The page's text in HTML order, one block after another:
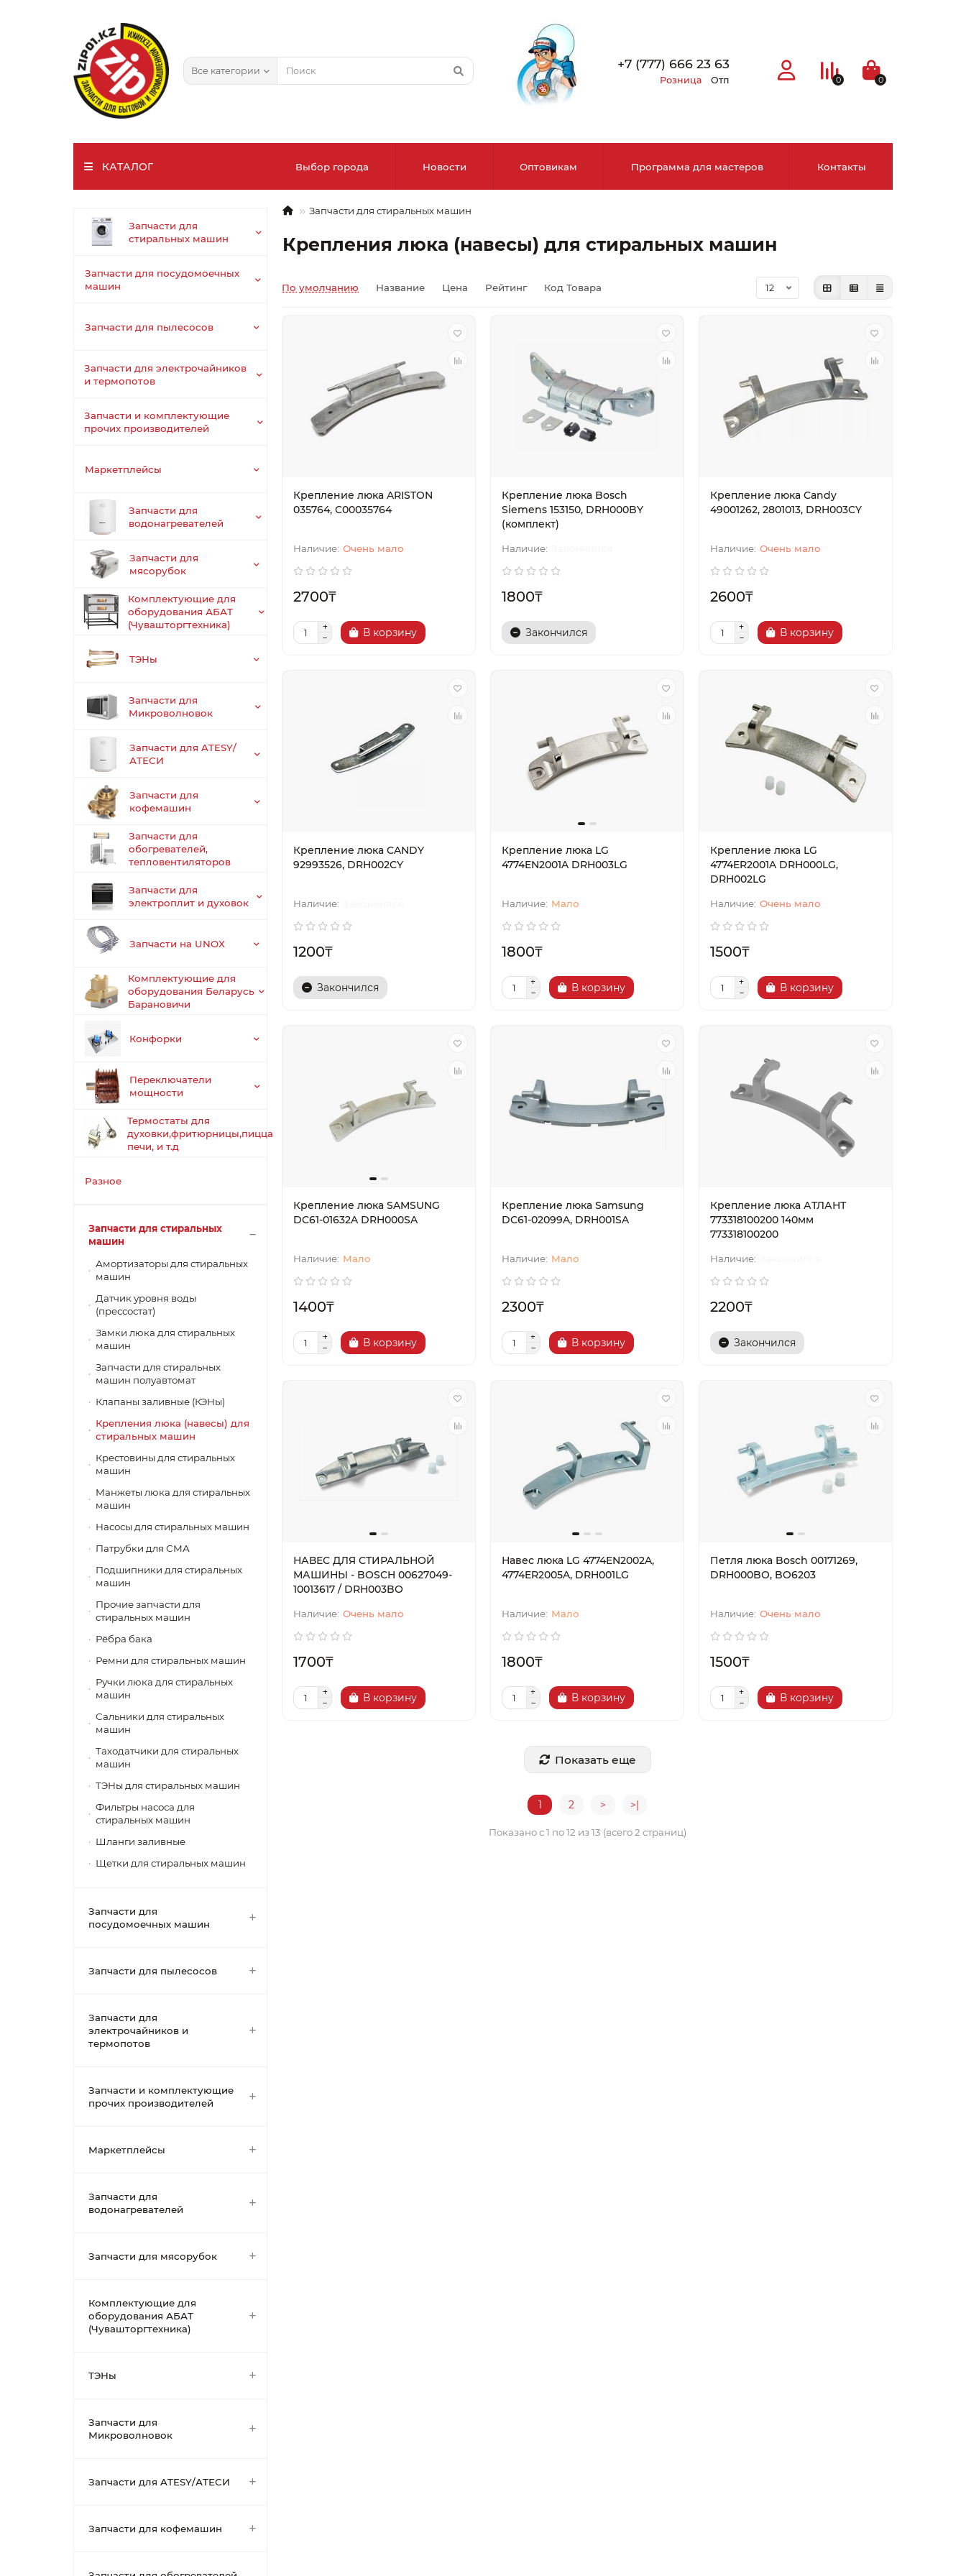
Все категории +7 (777) 666 23 63
Розница Отп 0 0
КАТАЛОГ
Запчасти для
стиральных машин
Запчасти для посудомоечных
машин
Запчасти для пылесосов
Запчасти для электрочайников
и термопотов
Запчасти и комплектующие
прочих производителей
Маркетплейсы
Запчасти для
водонагревателей
Запчасти для
мясорубок
Комплектующие для
оборудования АБАТ
(Чувашторгтехника)
ТЭНы
Запчасти для
Микроволновок
Запчасти для ATESY/
АТЕСИ
Запчасти для
кофемашин
Запчасти для
обогревателей,
тепловентиляторов
Запчасти для
электроплит и духовок
Запчасти на UNOX
Комплектующие для
оборудования Беларусь
Барановичи
Конфорки
Переключатели
мощности
Термостаты для
духовки,фритюрницы,пицца
печи, и т.д
Разное
Выбор города Новости Оптовикам Программа для мастеров Контакты
Запчасти для стиральных машин
Крепления люка (навесы) для стиральных машин
Запчасти для стиральных
машин
Амортизаторы для стиральных
машин
Датчик уровня воды
(прессостат)
Замки люка для стиральных
машин
Запчасти для стиральных
машин полуавтомат
Клапаны заливные (КЭНы)
Крепления люка (навесы) для
стиральных машин
Крестовины для стиральных
машин
Манжеты люка для стиральных
машин
Насосы для стиральных машин
Патрубки для СМА
Подшипники для стиральных
машин
Прочие запчасти для
стиральных машин
Рёбра бака
Ремни для стиральных машин
Ручки люка для стиральных
машин
Сальники для стиральных
машин
Таходатчики для стиральных
машин
ТЭНы для стиральных машин
Фильтры насоса для
стиральных машин
Шланги заливные
Щетки для стиральных машин
Запчасти для
посудомоечных машин
Запчасти для пылесосов
Запчасти для
электрочайников и
термопотов
Запчасти и комплектующие
прочих производителей
Маркетплейсы
Запчасти для
водонагревателей
Запчасти для мясорубок
Комплектующие для
оборудования АБАТ
(Чувашторгтехника)
ТЭНы
Запчасти для
Микроволновок
Запчасти для ATESY/АТЕСИ
Запчасти для кофемашин
По умолчанию Название Цена Рейтинг Код Товара
Крепление люка ARISTON
035764, C00035764
Очень мало
2700₸
В корзину
Крепление люка Bosch
Siemens 153150, DRH000BY
(комплект)
1800₸
Закончился
Крепление люка Candy
49001262, 2801013, DRH003CY
Очень мало
2600₸
В корзину
Крепление люка CANDY
92993526, DRH002CY
1200₸
Закончился
Крепление люка LG
4774EN2001A DRH003LG
Мало
1800₸
В корзину
Крепление люка LG
4774ER2001A DRH000LG,
DRH002LG
Очень мало
1500₸
В корзину
Крепление люка SAMSUNG
DC61-01632A DRH000SA
Мало
1400₸
В корзину
Крепление люка Samsung
DC61-02099A, DRH001SA
Мало
2300₸
В корзину
Крепление люка АТЛАНТ
773318100200 140мм
773318100200
2200₸
Закончился
НАВЕС ДЛЯ СТИРАЛЬНОЙ
МАШИНЫ - BOSCH 00627049-
10013617 / DRH003BO
Очень мало
1700₸
В корзину
Навес люка LG 4774EN2002A,
4774ER2005A, DRH001LG
Мало
1800₸
В корзину
Петля люка Bosch 00171269,
DRH000BO, BO6203
Очень мало
1500₸
В корзину
Показать еще
1 2 > >|
Показано с 1 по 12 из 13 (всего 2 страниц)